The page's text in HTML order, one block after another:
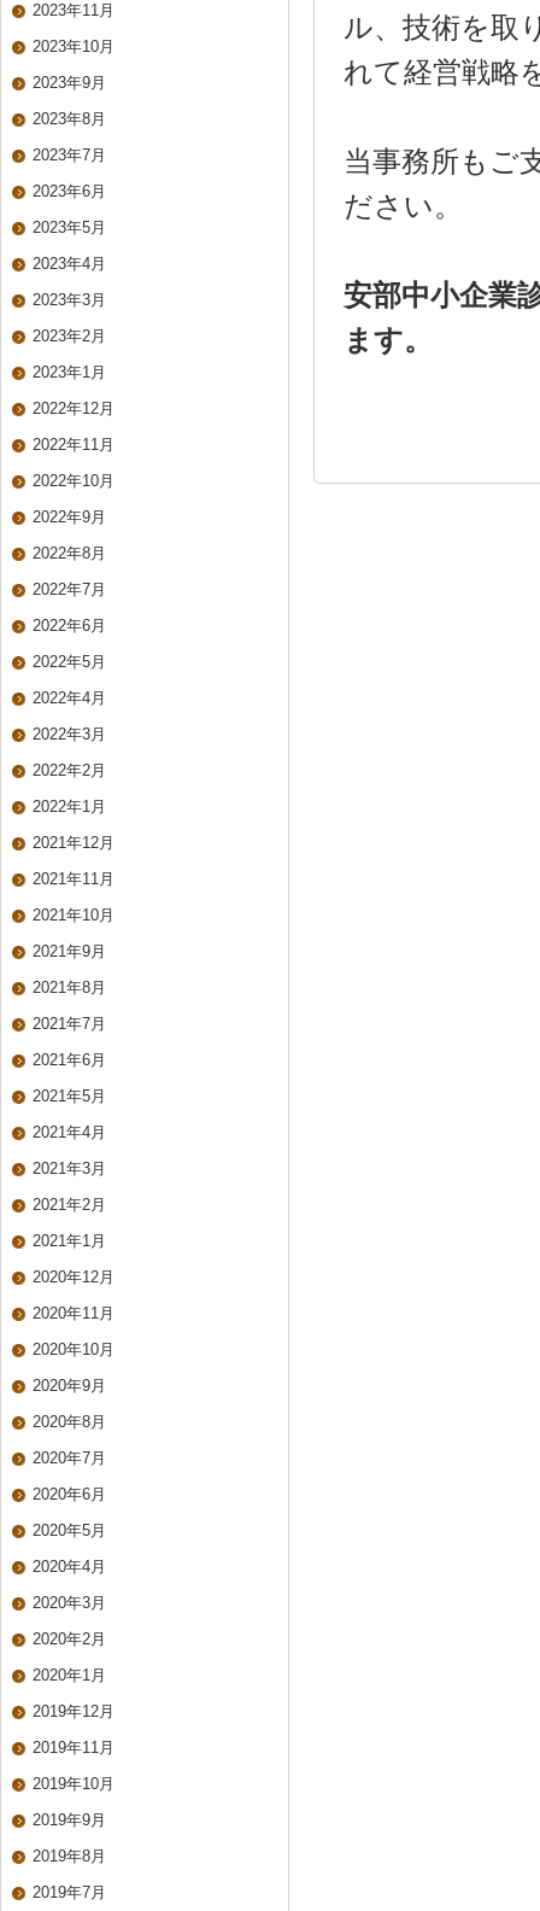
ル、技術を取
れて経営戦略
当事務所もご
ださい。
安部中小企業
ます。
2023年11月
2023年10月
2023年9月
2023年8月
2023年7月
2023年6月
2023年5月
2023年4月
2023年3月
2023年2月
2023年1月
2022年12月
2022年11月
2022年10月
2022年9月
2022年8月
2022年7月
2022年6月
2022年5月
2022年4月
2022年3月
2022年2月
2022年1月
2021年12月
2021年11月
2021年10月
2021年9月
2021年8月
2021年7月
2021年6月
2021年5月
2021年4月
2021年3月
2021年2月
2021年1月
2020年12月
2020年11月
2020年10月
2020年9月
2020年8月
2020年7月
2020年6月
2020年5月
2020年4月
2020年3月
2020年2月
2020年1月
2019年12月
2019年11月
2019年10月
2019年9月
2019年8月
2019年7月